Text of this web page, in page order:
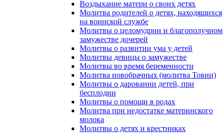
Воздыхание матери о своих детях
Молитва родителей о детях, находящихся
на воинской службе
Молитвы о целомудрии и благополучном
замужестве дочерей
Молитвы о развитии ума у детей
Молитвы девицы о замужестве
Молитвы во время беременности
Молитва новобрачных (молитва Товии)
Молитвы о даровании детей, при
бесплодии
Молитвы о помощи в родах
Молитва при недостатке материнского
молока
Молитвы о детях и крестниках